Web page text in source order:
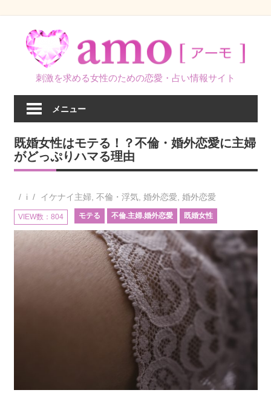
刺激を求める女性のための恋愛・占い情報サイト
メニュー
既婚女性はモテる！？不倫・婚外恋愛に主婦
がどっぷりハマる理由
i イケナイ主婦, 不倫・浮気, 婚外恋愛 婚外恋愛
VIEW数：804 モテる 不倫.主婦.婚外恋愛 既婚女性